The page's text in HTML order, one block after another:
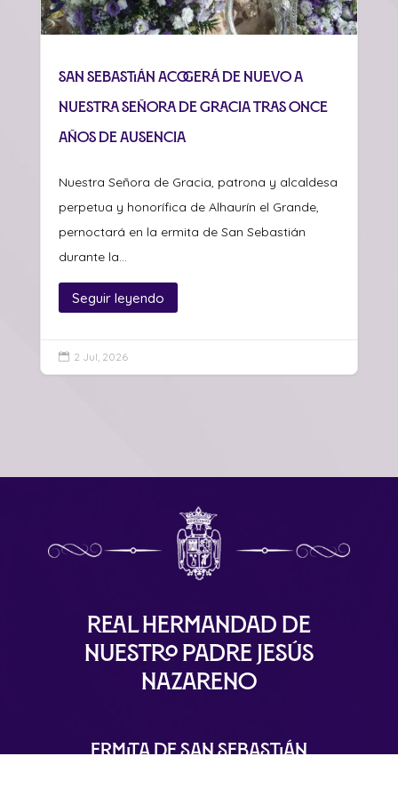
San Sebastián acogerá de nuevo a
Nuestra Señora de Gracia tras once
años de ausencia
Nuestra Señora de Gracia, patrona y alcaldesa
perpetua y honorífica de Alhaurín el Grande,
pernoctará en la ermita de San Sebastián
durante la...
Seguir leyendo
 2 Jul, 2026
Real Hermandad de
Nuestro Padre Jesús
Nazareno
Ermita de San Sebastián